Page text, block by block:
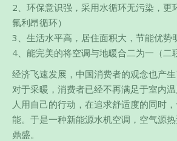
2、环保意识强，采用水循环无污染，更
氟利昂循环）
3、生活水平高，居住面积大，节能优势
4、能完美的将空调与地暖合二为一（二
经济飞速发展，中国消费者的观念也产
对于采暖，消费者已经不再满足于室内
人用自己的行动，在追求舒适度的同时
能。于是一种新能源水机空调，空气源
鼎盛。